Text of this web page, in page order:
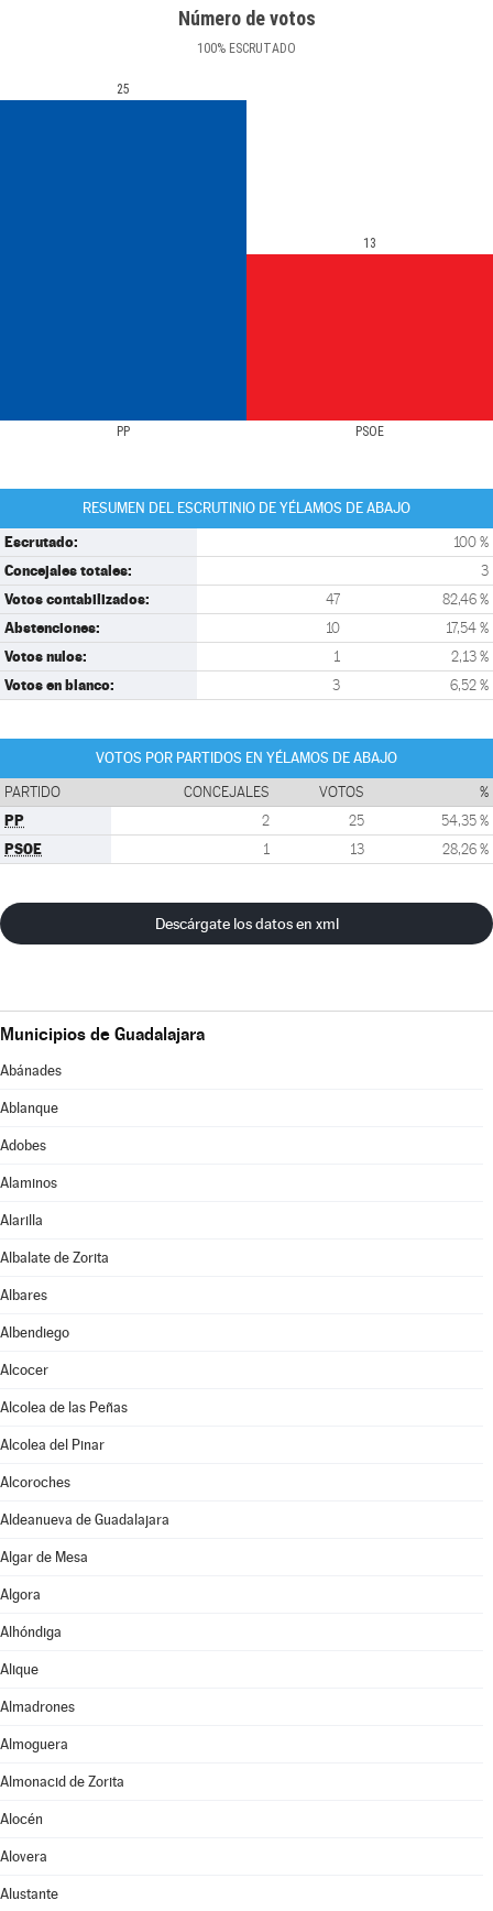
Número de votos
100% ESCRUTADO
PP PSOE
25
13
RESUMEN DEL ESCRUTINIO DE YÉLAMOS DE ABAJO
Escrutado: 100 %
Concejales totales: 3
Votos contabilizados: 47 82,46 %
Abstenciones: 10 17,54 %
Votos nulos: 1 2,13 %
Votos en blanco: 3 6,52 %
VOTOS POR PARTIDOS EN YÉLAMOS DE ABAJO
PARTIDO CONCEJALES VOTOS %
PP 2 25 54,35 %
PSOE 1 13 28,26 %
Descárgate los datos en xml
Municipios de Guadalajara
Abánades
Ablanque
Adobes
Alaminos
Alarilla
Albalate de Zorita
Albares
Albendiego
Alcocer
Alcolea de las Peñas
Alcolea del Pinar
Alcoroches
Aldeanueva de Guadalajara
Algar de Mesa
Algora
Alhóndiga
Alique
Almadrones
Almoguera
Almonacid de Zorita
Alocén
Alovera
Alustante